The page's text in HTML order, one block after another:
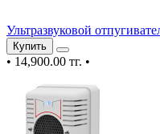
Ультразвуковой
Купить
• 14,900.00 тг. •